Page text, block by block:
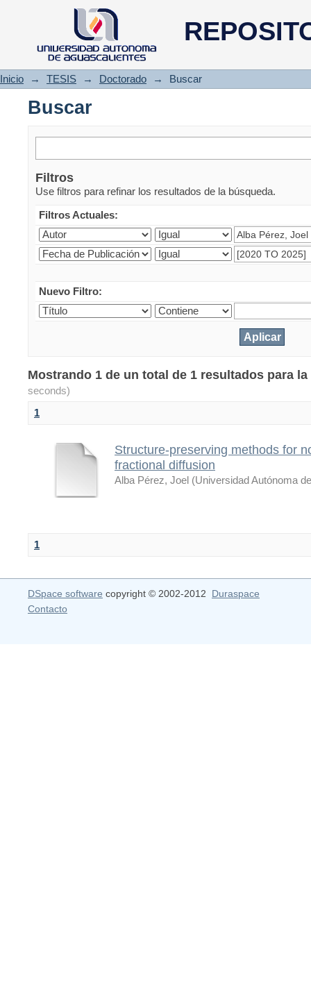
Buscar
Inicio → TESIS → Doctorado → Buscar
Buscar
Filtros
Use filtros para refinar los resultados de la búsqueda.
Filtros Actuales:
Nuevo Filtro:
Mostrando 1 de un total de 1 resultados para
seconds)
1
Structure-preserving methods for
fractional diffusion
Alba Pérez, Joel (Universidad Autónoma
1
DSpace software copyright © 2002-2012 Duraspace
Contacto